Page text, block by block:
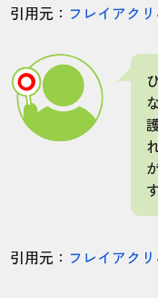
引用元： フレイアク
引用元： フレイアク